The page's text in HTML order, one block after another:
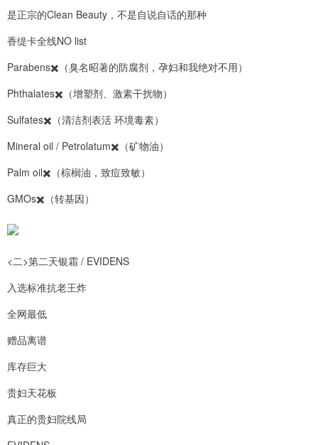
是正宗的Clean Beauty，不是自说自话的那种
香缇卡全线NO list
Parabens✖️（臭名昭著的防腐剂，孕妇和我绝对不用）
Phthalates✖️（增塑剂、激素干扰物）
Sulfates✖️（清洁剂表活 环境毒素）
Mineral oil / Petrolatum✖️（矿物油）
Palm oil✖️（棕榈油，致痘致敏）
GMOs✖️（转基因）
<二>第二天银霜 / EVIDENS
入选标准抗老王炸
全网最低
赠品离谱
库存巨大
贵妇天花板
真正的贵妇院线局